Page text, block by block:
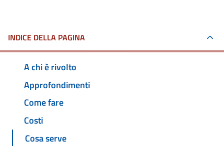
INDICE DELLA PAGINA
A chi è rivolto
Approfondimenti
Come fare
Costi
Cosa serve